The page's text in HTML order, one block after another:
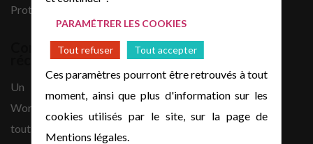
Protestante de Le Havre
Commentaires
récents
Un commentateur
WordPress
tout le monde !
avril 2020
mars 2020
février 2020
septembre 2019
avril 2019
octobre 2018
PARAMÉTRER LES COOKIES
Tout refuser Tout accepter
Ces paramètres pourront être retrouvés à tout
moment, ainsi que plus d'information sur les
cookies utilisés par le site, sur la page de
Mentions légales.